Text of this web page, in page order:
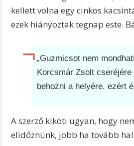
kellett volna egy cinkos
ezek hiányoztak tegnap este.
„Guzmicsot nem
Korcsmár Zsolt
behozni a helyére, ezért
A szerző kiköti ugyan, hogy
elidőznünk, jobb ha tovább